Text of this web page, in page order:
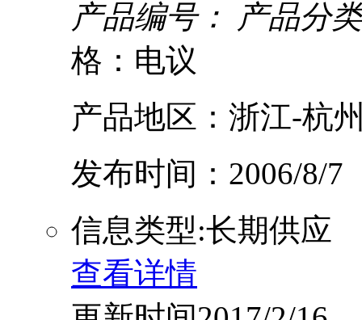
产品编号：
产品分
格：电议
产品地区：浙江-杭
发布时间：2006/8/7
信息类型:长期供应
查看详情